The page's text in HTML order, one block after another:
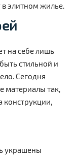
в элитном жилье.
на себе лишь
стильной и
Сегодня
материалы так,
конструкции,
украшены